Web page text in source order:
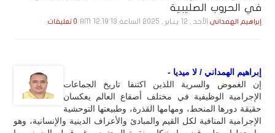
في الحروب الصليبية
إبراهيم الهمداني الأحد , 12 يـنـاير , 2025 الساعة 12:19:13 AM 0 تعليقات
إبراهيم الهمداني / لا ميديا -
إن الغموض والسرية اللذين اكتنفا تاريخ الجماعات
الإجرامية الوظيفية في مختلف أصقاع العالم يعكسان
حقيقة دورها المنحط، ومهامها القذرة، وطبيعتها التوحشية
الإجرامية المنافية لكل القيم والمبادئ والأعراف الدينية والإنسانية، وهو